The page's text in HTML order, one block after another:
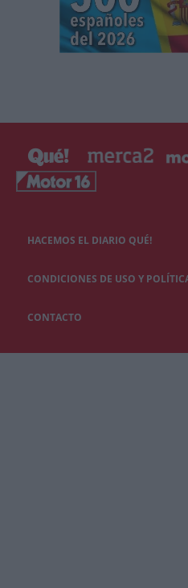
HACEMOS EL DIARIO QUÉ!
CONDICIONES DE USO Y
CONTACTO